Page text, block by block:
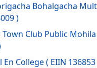
Bohalgacha
)
Club Public
En College( EIIN 136853